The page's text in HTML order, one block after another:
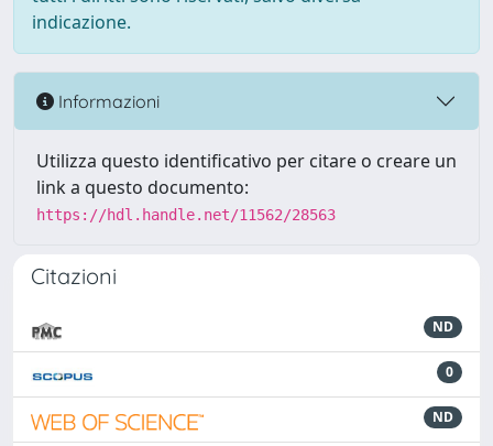
indicazione.
Informazioni
Utilizza questo identificativo per citare o creare un
link a questo documento:
https://hdl.handle.net/11562/28563
Citazioni
ND
0
ND